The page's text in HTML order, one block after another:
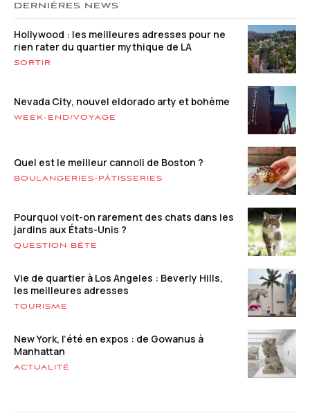
DERNIÈRES NEWS
Hollywood : les meilleures adresses pour ne
rien rater du quartier mythique de LA
SORTIR
Nevada City, nouvel eldorado arty et bohème
WEEK-END/VOYAGE
Quel est le meilleur cannoli de Boston ?
BOULANGERIES-PÂTISSERIES
Pourquoi voit-on rarement des chats dans les
jardins aux États-Unis ?
QUESTION BÊTE
Vie de quartier à Los Angeles : Beverly Hills,
les meilleures adresses
TOURISME
New York, l’été en expos : de Gowanus à
Manhattan
ACTUALITÉ